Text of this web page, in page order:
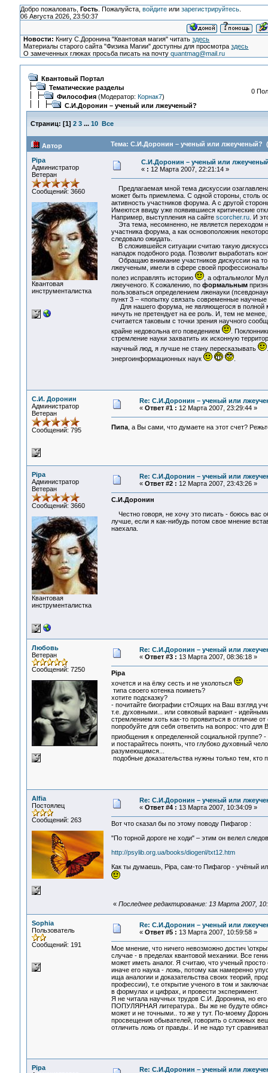
Добро пожаловать, Гость. Пожалуйста, войдитеили зарегистрируйтесь.
06 Августа 2026, 23:50:37
Новости: Книгу С.Доронина "Квантовая магия" читатьздесь
Материалы старого сайта "Физика Магии" доступны для просмотраздесь
О замеченных глюках просьба писать на почтуquantmag@mail.ru
Квантовый Портал
Тематические разделы
Философия(Модератор: Корнак7)
С.И.Доронин – ученый или лжеученый?
0
Страниц: [1] 2 3 ... 10 Все
Автор Тема: С.И.Доронин – ученый или лжеученый?
Pipa
Администратор
Ветеран
Сообщений: 3660
Квантовая
инструменталистка
С.И.Доронин – ученый или
« : 12 Марта 2007, 22:21:14 »
Предлагаемая мной тема дискуссии
может быть приемлема. С одной стороны, столь
активность участников форума. А с другой
Имеются ввиду уже появившиеся критические
Например, выступления на сайте scorcher.ru. И
Эта тема, несомненно, не является переходом
участника форума, а как основоположник
следовало ожидать.
В сложившейся ситуации считаю такую
нападок подобного рода. Позволит выработать
Обращаю внимание участников дискуссии на
лжеученым, имели в сфере своей
полез исправлять историю
, а офтальмолог
лжеученого. К сожалению, по формальным
пользоваться определением лженауки
пункт 3 – «попытку связать современные
Для нашего форума, не являющегося в полной
ничуть не претендует на ее роль. И, тем не
считается таковым с точки зрения научного
крайне недовольна его поведением
.
стремление науки захватить их исконную
научный люд, я лучше не стану пересказывать
энергоинформационных наук
.
С.И. Доронин
Администратор
Ветеран
Сообщений: 795
Re: С.И.Доронин – ученый или
« Ответ #1 : 12 Марта 2007, 23:29:44 »
Пипа, а Вы сами, что думаете на этот счет?
Pipa
Администратор
Ветеран
Сообщений: 3660
Квантовая
инструменталистка
Re: С.И.Доронин – ученый или
« Ответ #2 : 12 Марта 2007, 23:43:26 »
С.И.Доронин
Честно говоря, не хочу это писать - боюсь вас
лучше, если я как-нибудь потом свое мнение
наехала.
Любовь
Ветеран
Сообщений: 7250
Re: С.И.Доронин – ученый или
« Ответ #3 : 13 Марта 2007, 08:36:18 »
Pipa
хочется и на ёлку сесть и не уколоться
типа своего котенка поиметь?
хотите подсказку?
- почитайте биографии стОящих на Ваш взгляд
т.е. духовными... или совковый вариант -
стремлением хоть как-то проявиться в отличие
попробуйте для себя ответить на вопрос: что
приобщения к определенной социальной группе?
и постарайтесь понять, что глубоко духовный
разумеющимся...
подобные доказательства нужны только тем,
Alfia
Постоялец
Сообщений: 263
Re: С.И.Доронин – ученый или
« Ответ #4 : 13 Марта 2007, 10:34:09 »
Вот что сказал бы по этому поводу Пифагор :
"По торной дороге не ходи" – этим он велел
http://psylib.org.ua/books/diogenl/txt12.htm
Как ты думаешь, Pipa, сам-то Пифагор - учёный
« Последнее редактирование: 13 Марта 2007,
Sophia
Пользователь
Сообщений: 191
Re: С.И.Доронин – ученый или
« Ответ #5 : 13 Марта 2007, 10:59:58 »
Мое мнение, что ничего невозможно достич
случае - в пределах квантовой механики. Все
может иметь аналог. Я считаю, что ученый
иначе его наука - ложь, потому как намеренно
ища аналогии и доказательства своих теорий,
профессии), т.е открытие ученого в том и
в формулах и цифрах, и провести эксперимент.
Я не читала научных трудов С.И. Доронина, но
ПОПУЛЯРНАЯ литература.. Вы же не будуте
может и не точными.. то же у тут. По-моему
просвещения обывателей, говорить о сложных
отличить ложь от правды.. И не надо тут
Pipa
Re: С.И.Доронин – ученый или